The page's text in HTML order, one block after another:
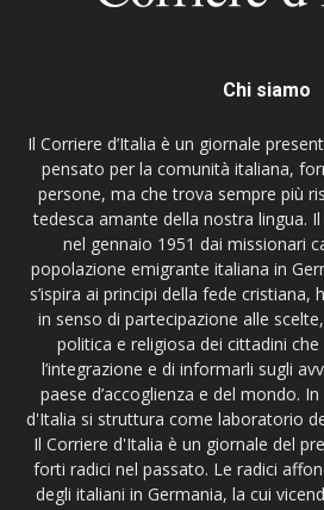
Chi siamo
Il Corriere d’Italia è un giornale
pensato per la comunità italiana,
persone, ma che trova sempre più
tedesca amante della nostra lingua.
nel gennaio 1951 dai missionari
popolazione emigrante italiana in
s’ispira ai principi della fede
in senso di partecipazione alle
politica e religiosa dei cittadini
l’integrazione e di informarli sugli
paese d’accoglienza e del mondo.
d'Italia si struttura come laboratorio
Il Corriere d'Italia è un giornale del
forti radici nel passato. Le radici
degli italiani in Germania, la cui